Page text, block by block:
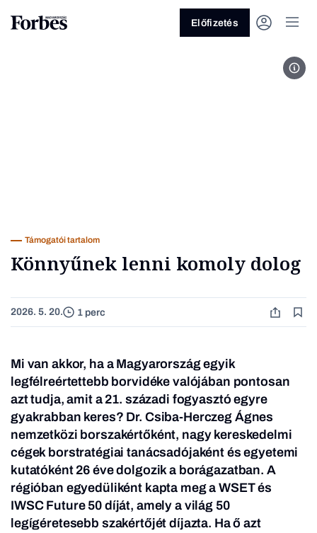
Üzlet
Előfizetés
Támogatói tartalom
Könnyűnek lenni komoly dolog
2026. 5. 20. 1 perc
Mi van akkor, ha a Magyarország egyik
legfélreértettebb borvidéke valójában pontosan
azt tudja, amit a 21. századi fogyasztó egyre
gyakrabban keres? Dr. Csiba-Herczeg Ágnes
nemzetközi borszakértőként, nagy kereskedelmi
cégek borstratégiai tanácsadójaként és egyetemi
kutatóként 26 éve dolgozik a borágazatban. A
régióban egyedüliként kapta meg a WSET és
IWSC Future 50 díját, amely a világ 50
legígéretesebb szakértőjét díjazta. Ha ő azt